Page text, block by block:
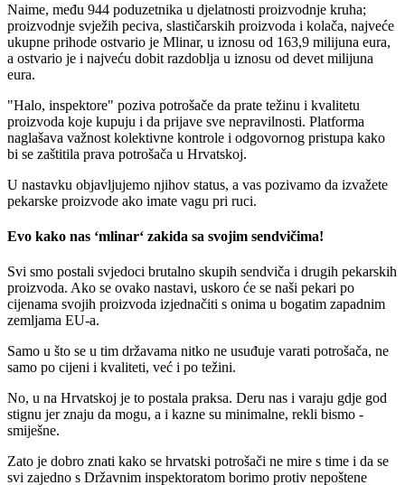
Naime, među 944 poduzetnika u djelatnosti proizvodnje kruha;
proizvodnje svježih peciva, slastičarskih proizvoda i kolača, najveće
ukupne prihode ostvario je Mlinar, u iznosu od 163,9 milijuna eura,
a ostvario je i najveću dobit razdoblja u iznosu od devet milijuna
eura.
"Halo, inspektore" poziva potrošače da prate težinu i kvalitetu
proizvoda koje kupuju i da prijave sve nepravilnosti. Platforma
naglašava važnost kolektivne kontrole i odgovornog pristupa kako
bi se zaštitila prava potrošača u Hrvatskoj.
U nastavku objavljujemo njihov status, a vas pozivamo da izvažete
pekarske proizvode ako imate vagu pri ruci.
Evo kako nas ‘mlinar‘ zakida sa svojim sendvičima!
Svi smo postali svjedoci brutalno skupih sendviča i drugih pekarskih
proizvoda. Ako se ovako nastavi, uskoro će se naši pekari po
cijenama svojih proizvoda izjednačiti s onima u bogatim zapadnim
zemljama EU-a.
Samo u što se u tim državama nitko ne usuđuje varati potrošača, ne
samo po cijeni i kvaliteti, već i po težini.
No, u na Hrvatskoj je to postala praksa. Deru nas i varaju gdje god
stignu jer znaju da mogu, a i kazne su minimalne, rekli bismo -
smiješne.
Zato je dobro znati kako se hrvatski potrošači ne mire s time i da se
svi zajedno s Državnim inspektoratom borimo protiv nepoštene